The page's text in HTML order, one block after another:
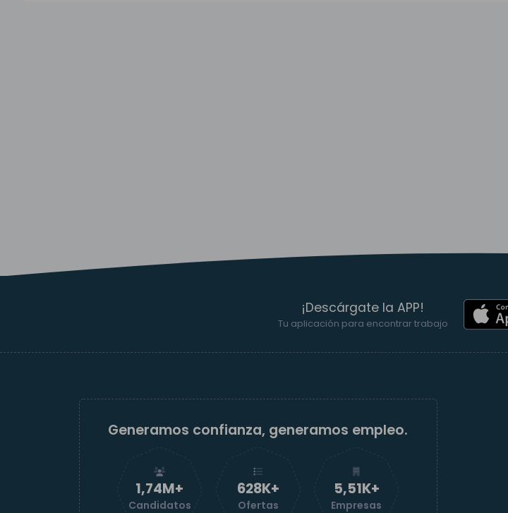
¡Descárgate la APP!
Tu aplicación para encontrar trabajo
Generamos confianza, generamos empleo.
1,74M+
Candidatos
629K+
Ofertas
5,52K+
Empresas